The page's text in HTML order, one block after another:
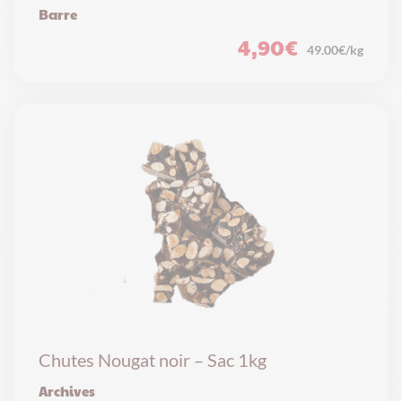
Barre
4,90€ 49.00€/kg
Chutes Nougat noir – Sac 1kg
Archives